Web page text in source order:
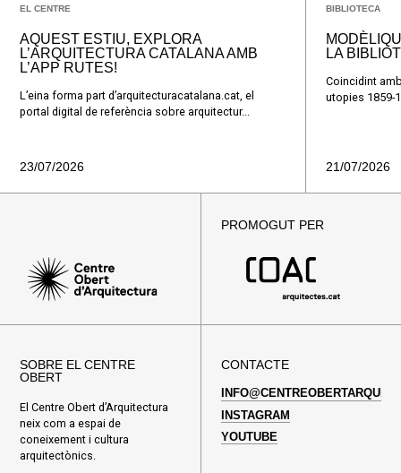
EL CENTRE
AQUEST ESTIU, EXPLORA
L’ARQUITECTURA CATALANA AMB
L’APP RUTES!
L’eina forma part d’arquitecturacatalana.cat, el
portal digital de referència sobre arquitectur...
23/07/2026
BIBLIOTECA
LA
Coincidint
utopies 1859-
21/07/2026
PROMOGUT PER
SOBRE EL CENTRE
OBERT
El Centre Obert d’Arquitectura
neix com a espai de
coneixement i cultura
arquitectònics.
CONTACTE
INSTAGRAM
YOUTUBE